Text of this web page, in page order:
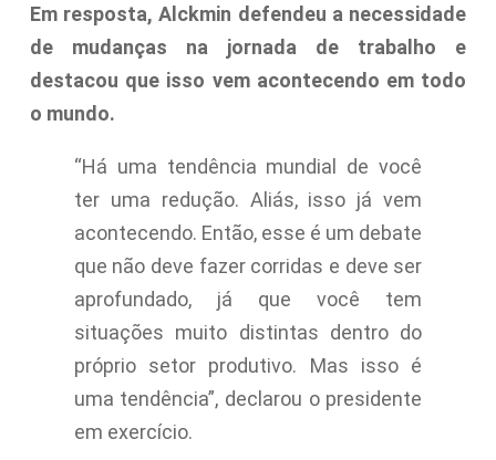
Em resposta, Alckmin defendeu a necessidade
de mudanças na jornada de trabalho e
destacou que isso vem acontecendo em todo
o mundo.
“Há uma tendência mundial de você
ter uma redução. Aliás, isso já vem
acontecendo. Então, esse é um debate
que não deve fazer corridas e deve ser
aprofundado, já que você tem
situações muito distintas dentro do
próprio setor produtivo. Mas isso é
uma tendência”, declarou o presidente
em exercício.